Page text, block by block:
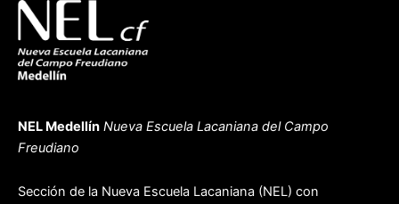
NEL Medellín Nueva Escuela Lacaniana del Campo
Freudiano
Sección de la Nueva Escuela Lacaniana (NEL) con